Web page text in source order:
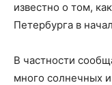
известно о том,
Петербурга в
В частности
много солнечных